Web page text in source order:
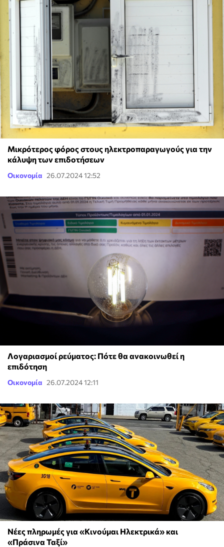
Μικρότερος φόρος στους ηλεκτροπαραγωγούς για την
κάλυψη των επιδοτήσεων
Οικονομία 26.07.2024 12:52
Λογαριασμοί ρεύματος: Πότε θα ανακοινωθεί η
επιδότηση
Οικονομία 26.07.2024 12:11
Νέες πληρωμές για «Κινούμαι Ηλεκτρικά» και
«Πράσινα Ταξί»